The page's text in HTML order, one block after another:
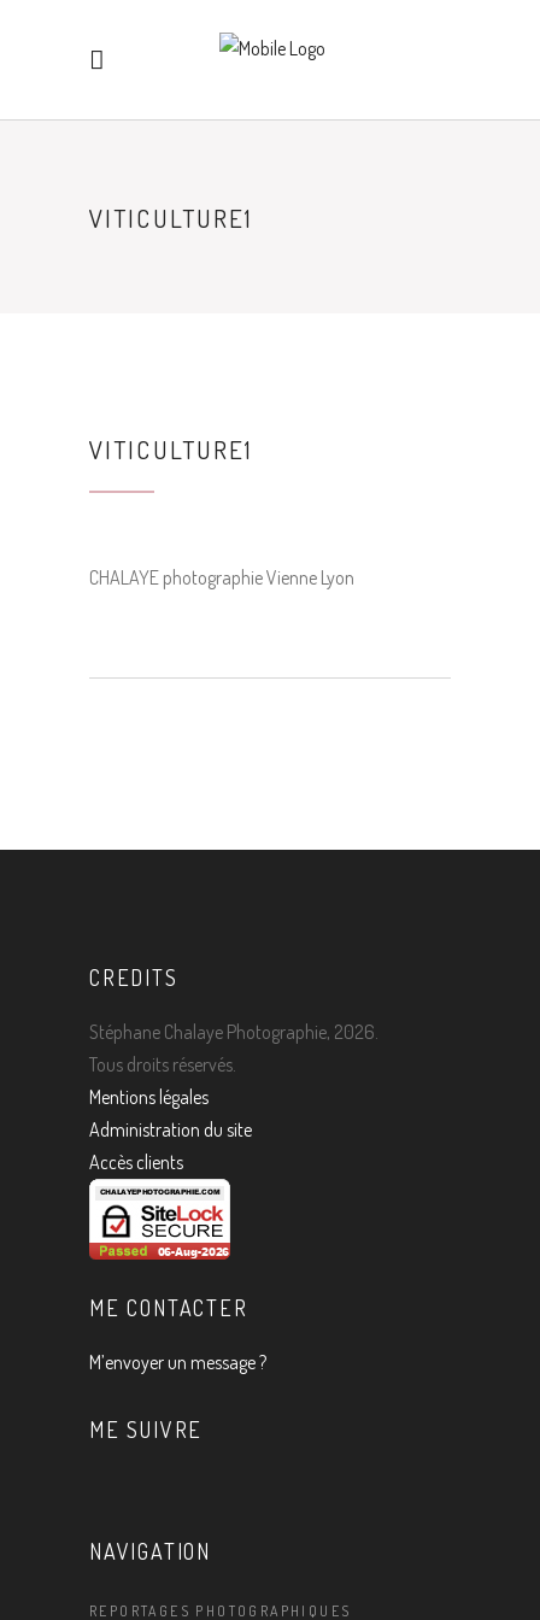
VITICULTURE1
VITICULTURE1
CHALAYE photographie Vienne Lyon
CREDITS
Stéphane Chalaye Photographie, 2026.
Tous droits réservés.
Mentions légales
Administration du site
Accès clients
ME CONTACTER
M’envoyer un message ?
ME SUIVRE
NAVIGATION
REPORTAGES PHOTOGRAPHIQUES